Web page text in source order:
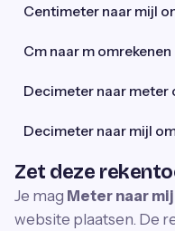
Centimeter naar mijl
Cm naar m
Decimeter naar meter
Decimeter naar mijl
Zet deze
Je mag Meter naar
website plaatsen. De